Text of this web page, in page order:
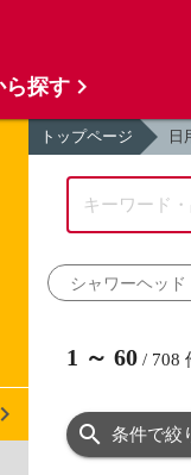
トップページ 日
シャワーヘッド
1 ～ 60 / 708
条件で絞
ら探す